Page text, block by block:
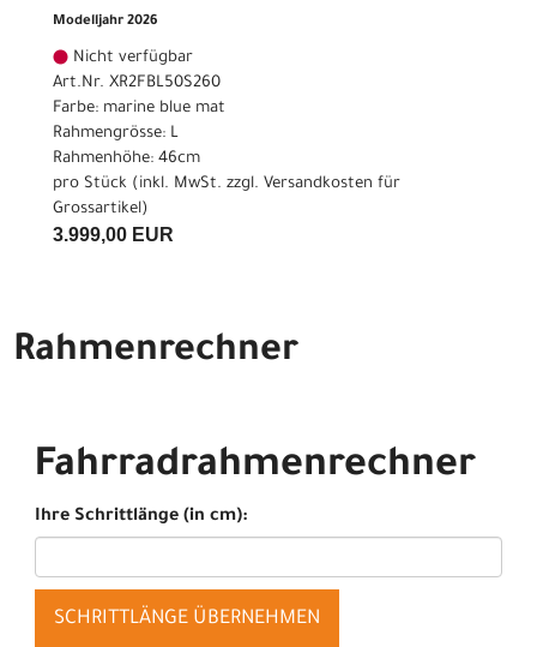
Modelljahr 2026
Nicht verfügbar
Art.Nr. XR2FBL50S260
Farbe: marine blue mat
Rahmengrösse: L
Rahmenhöhe: 46cm
pro Stück (inkl. MwSt. zzgl. Versandkosten für
Grossartikel)
3.999,00 EUR
Rahmenrechner
Fahrradrahmenrechner
Ihre Schrittlänge (in cm):
SCHRITTLÄNGE ÜBERNEHMEN